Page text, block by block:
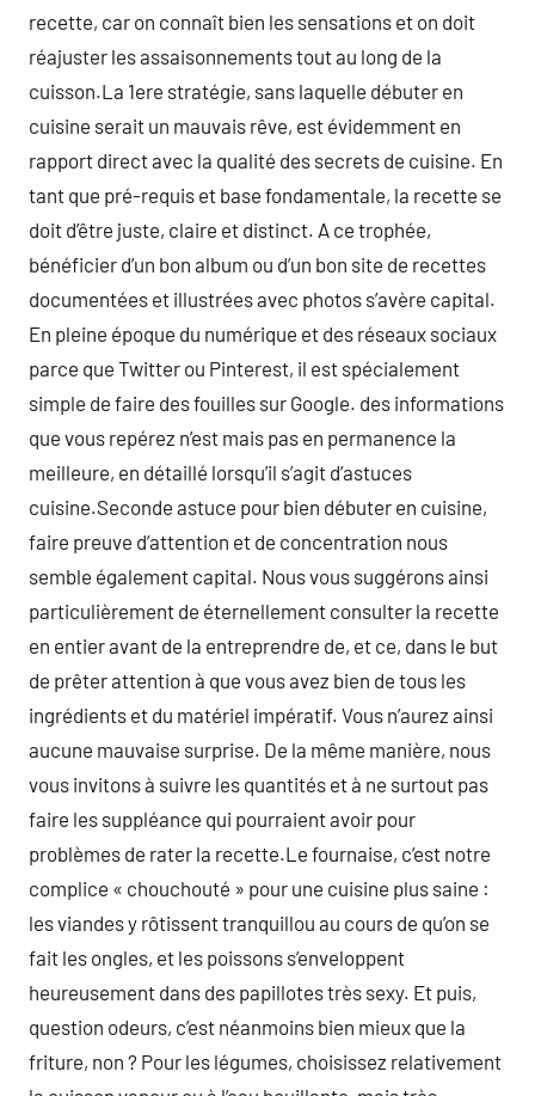
recette, car on connaît bien les sensations et on doit
réajuster les assaisonnements tout au long de la
cuisson.La 1ere stratégie, sans laquelle débuter en
cuisine serait un mauvais rêve, est évidemment en
rapport direct avec la qualité des secrets de cuisine. En
tant que pré-requis et base fondamentale, la recette se
doit d’être juste, claire et distinct. A ce trophée,
bénéficier d’un bon album ou d’un bon site de recettes
documentées et illustrées avec photos s’avère capital.
En pleine époque du numérique et des réseaux sociaux
parce que Twitter ou Pinterest, il est spécialement
simple de faire des fouilles sur Google. des informations
que vous repérez n’est mais pas en permanence la
meilleure, en détaillé lorsqu’il s’agit d’astuces
cuisine.Seconde astuce pour bien débuter en cuisine,
faire preuve d’attention et de concentration nous
semble également capital. Nous vous suggérons ainsi
particulièrement de éternellement consulter la recette
en entier avant de la entreprendre de, et ce, dans le but
de prêter attention à que vous avez bien de tous les
ingrédients et du matériel impératif. Vous n’aurez ainsi
aucune mauvaise surprise. De la même manière, nous
vous invitons à suivre les quantités et à ne surtout pas
faire les suppléance qui pourraient avoir pour
problèmes de rater la recette.Le fournaise, c’est notre
complice « chouchouté » pour une cuisine plus saine :
les viandes y rôtissent tranquillou au cours de qu’on se
fait les ongles, et les poissons s’enveloppent
heureusement dans des papillotes très sexy. Et puis,
question odeurs, c’est néanmoins bien mieux que la
friture, non ? Pour les légumes, choisissez relativement